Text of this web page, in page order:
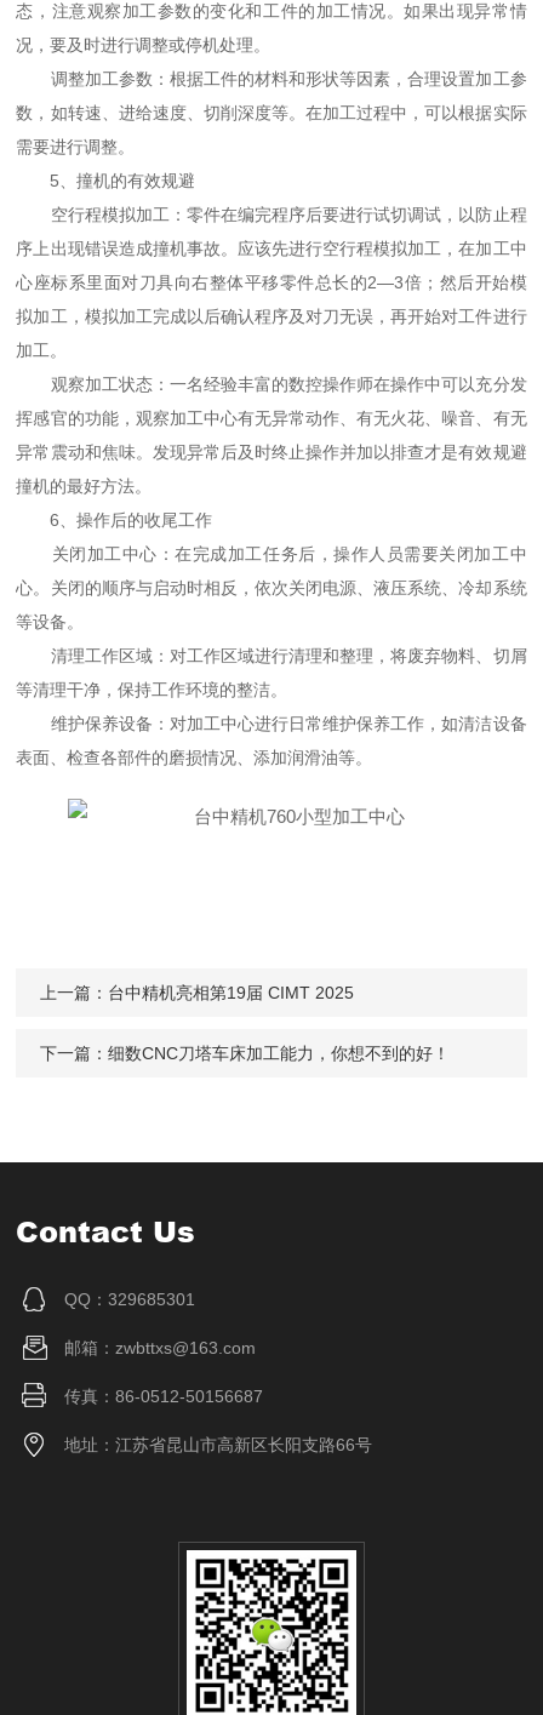
态，注意观察加工参数的变化和工件的加工情况。如果出现异常情
况，要及时进行调整或停机处理。
调整加工参数：根据工件的材料和形状等因素，合理设置加工参
数，如转速、进给速度、切削深度等。在加工过程中，可以根据实际
需要进行调整。
5、撞机的有效规避
空行程模拟加工：零件在编完程序后要进行试切调试，以防止程
序上出现错误造成撞机事故。应该先进行空行程模拟加工，在加工中
心座标系里面对刀具向右整体平移零件总长的2—3倍；然后开始模
拟加工，模拟加工完成以后确认程序及对刀无误，再开始对工件进行
加工。
观察加工状态：一名经验丰富的数控操作师在操作中可以充分发
挥感官的功能，观察加工中心有无异常动作、有无火花、噪音、有无
异常震动和焦味。发现异常后及时终止操作并加以排查才是有效规避
撞机的最好方法。
6、操作后的收尾工作
关闭加工中心：在完成加工任务后，操作人员需要关闭加工中
心。关闭的顺序与启动时相反，依次关闭电源、液压系统、冷却系统
等设备。
清理工作区域：对工作区域进行清理和整理，将废弃物料、切屑
等清理干净，保持工作环境的整洁。
维护保养设备：对加工中心进行日常维护保养工作，如清洁设备
表面、检查各部件的磨损情况、添加润滑油等。
上一篇： 台中精机亮相第19届 CIMT 2025
下一篇：细数CNC刀塔车床加工能力，你想不到的好！
Contact Us
QQ：329685301
邮箱：zwbttxs@163.com
传真：86-0512-50156687
地址：江苏省昆山市高新区长阳支路66号